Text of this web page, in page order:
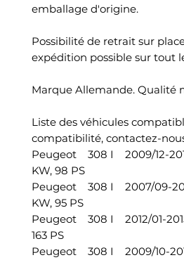
emballage d'origine.
Possibilité de retrait sur
expédition possible sur tout
Marque Allemande. Qualité
Liste des véhicules
compatibilité, contactez-
Peugeot 308 I 2009/12-
KW, 98 PS
Peugeot 308 I 2007/09-
KW, 95 PS
Peugeot 308 I 2012/01-
163 PS
Peugeot 308 I 2009/10-